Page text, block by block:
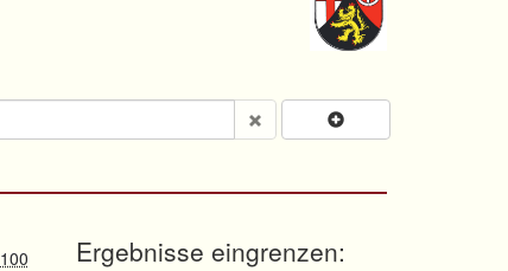
100 Ergebnisse eingrenzen: